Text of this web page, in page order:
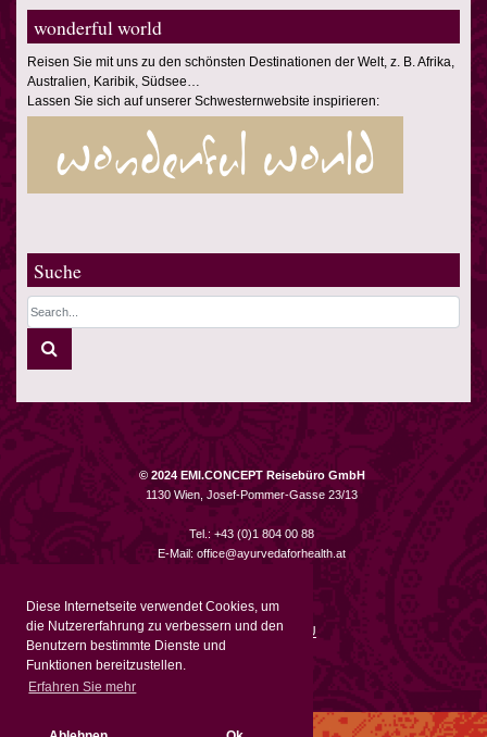
Diese Internetseite verwendet Cookies, um
die Nutzererfahrung zu verbessern und den
Benutzern bestimmte Dienste und
Funktionen bereitzustellen.
Erfahren Sie mehr
wonderful world
Reisen Sie mit uns zu den schönsten Destinationen der Welt, z. B. Afrika,
Australien, Karibik, Südsee…
Lassen Sie sich auf unserer Schwesternwebsite inspirieren:
Suche
© 2024 EMI.CONCEPT Reisebüro GmbH
1130 Wien, Josef-Pommer-Gasse 23/13
Tel.: +43 (0)1 804 00 88
E-Mail: office@ayurvedaforhealth.at
Datenschutz
Schlichtungsstelle EU